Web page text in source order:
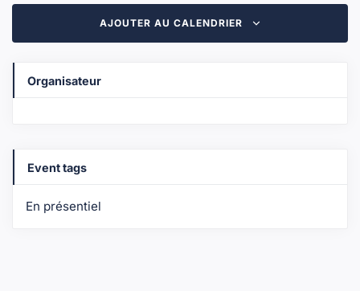
AJOUTER AU CALENDRIER
Organisateur
Event tags
En présentiel